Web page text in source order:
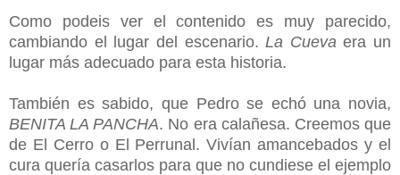
Como podeis ver el contenido es muy parecido,
cambiando el lugar del escenario.La Cueva era un
lugar más adecuado para esta historia.
También es sabido, que Pedro se echó una novia,
BENITA LA PANCHA. No era calañesa. Creemos que
de El Cerro o El Perrunal. Vivían amancebados y el
cura quería casarlos para que no cundiese el ejemplo